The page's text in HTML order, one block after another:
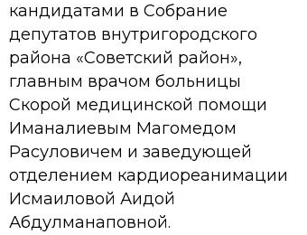
кандидатами в Собрание
депутатов внутригородского
района «Советский район»,
главным врачом больницы
Скорой медицинской помощи
Иманалиевым Магомедом
Расуловичем и заведующей
отделением кардиореанимации
Исмаиловой Аидой
Абдулманаповной.